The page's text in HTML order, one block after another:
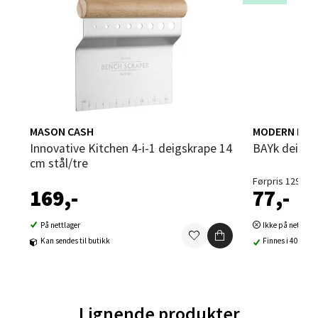
MASON CASH
Innovative Kitchen 4-i-1 deigskrape 14
cm stål/tre
169,-
På nettlager
Kan sendes til butikk
MODERN
bAYk
Førpris 129,-
77,-
Ikke på
Finnes i 40
Åpent i dag 09-20
Sandvika - Thon Senter Sandvika
Brodtkorbsgate 7, 1338 Sandvika
Åpent i dag 10-21
0 i butikk